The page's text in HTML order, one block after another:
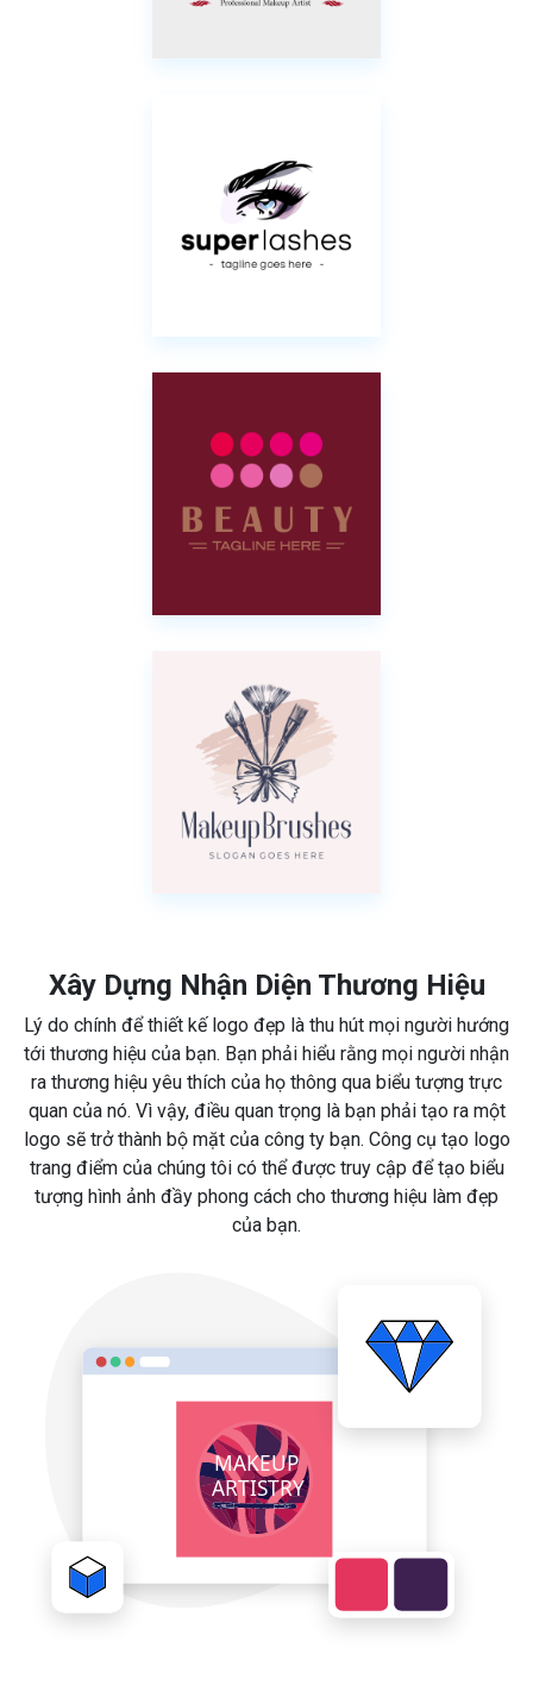
Xây Dựng Nhận Diện Thương Hiệu
Lý do chính để thiết kế logo đẹp là thu hút mọi người hướng
tới thương hiệu của bạn. Bạn phải hiểu rằng mọi người nhận
ra thương hiệu yêu thích của họ thông qua biểu tượng trực
quan của nó. Vì vậy, điều quan trọng là bạn phải tạo ra một
logo sẽ trở thành bộ mặt của công ty bạn. Công cụ tạo logo
trang điểm của chúng tôi có thể được truy cập để tạo biểu
tượng hình ảnh đầy phong cách cho thương hiệu làm đẹp
của bạn.